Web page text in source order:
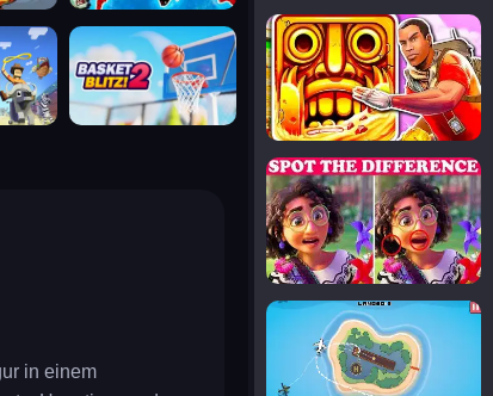
basket blitz
in einem
temple run 2
spot the differences
silly sky